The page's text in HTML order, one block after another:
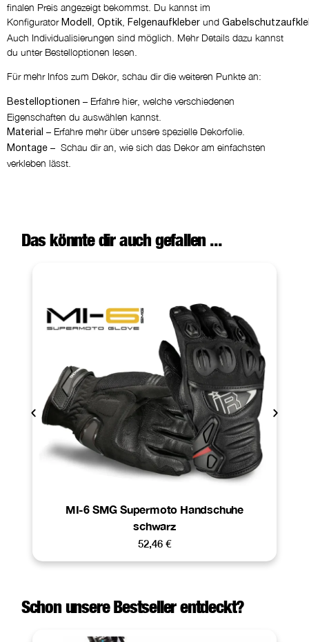
finalen Preis angezeigt bekommst. Du kannst im
Konfigurator Modell Optik Felgenaufkleber und
Auch Individualisierungen sind möglich. Mehr Details dazu kannst
du unter Bestelloptionen lesen.
Für mehr Infos zum Dekor, schau dir die weiteren Punkte an:
Bestelloptionen – Erfahre hier, welche verschiedenen
Eigenschaften du auswählen kannst.
Material – Erfahre mehr über unsere spezielle Dekorfolie.
Montage – Schau dir an, wie sich das Dekor am einfachsten
verkleben lässt.
Das könnte dir auch gefallen ...
MI-6 SMG Supermoto Handschuhe
schwarz
52,46 €
Schon unsere Bestseller entdeckt?